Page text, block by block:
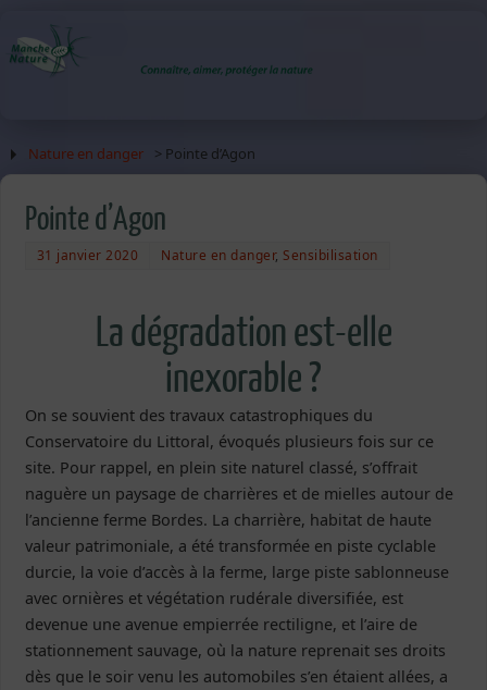
Nature en danger > Pointe d’Agon
Pointe d’Agon
31 janvier 2020 Nature en danger, Sensibilisation
La dégradation est-elle
inexorable ?
On se souvient des travaux catastrophiques du
Conservatoire du Littoral, évoqués plusieurs fois sur ce
site. Pour rappel, en plein site naturel classé, s’offrait
naguère un paysage de charrières et de mielles autour de
l’ancienne ferme Bordes. La charrière, habitat de haute
valeur patrimoniale, a été transformée en piste cyclable
durcie, la voie d’accès à la ferme, large piste sablonneuse
avec ornières et végétation rudérale diversifiée, est
devenue une avenue empierrée rectiligne, et l’aire de
stationnement sauvage, où la nature reprenait ses droits
dès que le soir venu les automobiles s’en étaient allées, a